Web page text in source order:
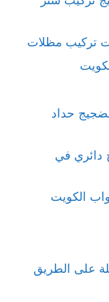
تركيب مظلات
حداد
دائري في
الكويت
على الطريق